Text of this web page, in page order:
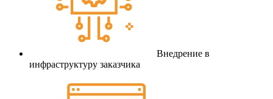
Внедрение в
инфраструктуру заказчика